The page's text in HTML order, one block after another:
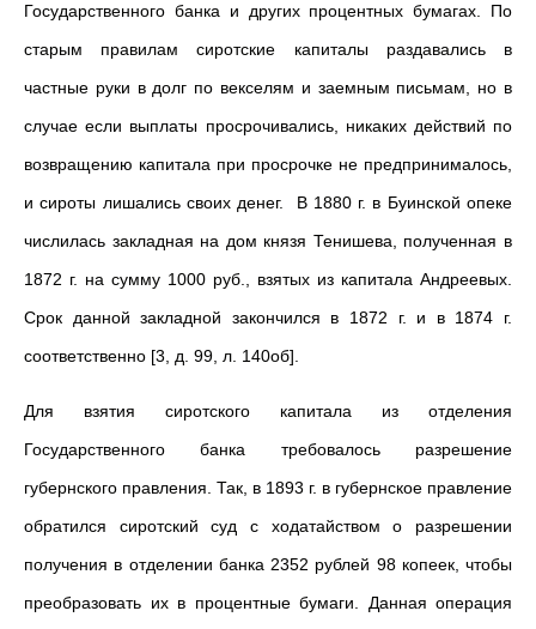
Государственного банка и других процентных бумагах. По
старым правилам сиротские капиталы раздавались в
частные руки в долг по векселям и заемным письмам, но в
случае если выплаты просрочивались, никаких действий по
возвращению капитала при просрочке не предпринималось,
и сироты лишались своих денег. В 1880 г. в Буинской опеке
числилась закладная на дом князя Тенишева, полученная в
1872 г. на сумму 1000 руб., взятых из капитала Андреевых.
Срок данной закладной закончился в 1872 г. и в 1874 г.
соответственно [3, д. 99, л. 140об].
Для взятия сиротского капитала из отделения
Государственного банка требовалось разрешение
губернского правления. Так, в 1893 г. в губернское правление
обратился сиротский суд с ходатайством о разрешении
получения в отделении банка 2352 рублей 98 копеек, чтобы
преобразовать их в процентные бумаги. Данная операция